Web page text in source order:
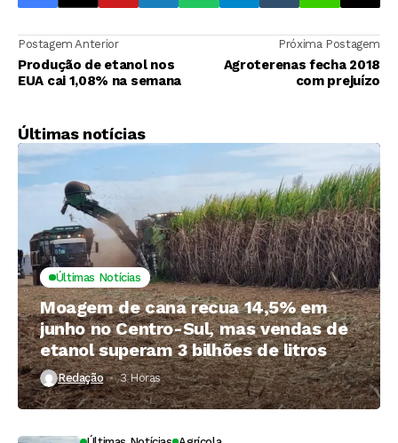
Postagem Anterior
Produção de etanol nos
EUA cai 1,08% na semana
Próxima Postagem
Agroterenas fecha 2018
com prejuízo
Últimas notícias
Últimas Notícias
Moagem de cana recua 14,5% em
junho no Centro-Sul, mas vendas de
etanol superam 3 bilhões de litros
Redação 3 Horas ⁮